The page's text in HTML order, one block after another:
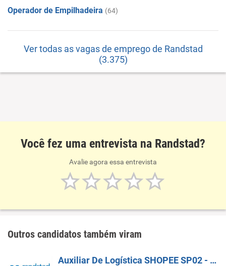
Operador de Empilhadeira (64)
Ver todas as vagas de emprego de Randstad
(3.375)
Você fez uma entrevista na Randstad?
Avalie agora essa entrevista
Outros candidatos também viram
Auxiliar De Logística SHOPEE SP02 - Cajamar, Carapicuíba, Santana De Parnaíba, Caieiras, E Cotia.